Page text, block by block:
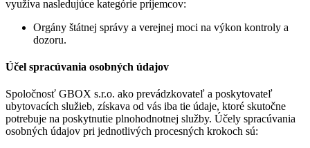
využíva nasledujúce kategórie príjemcov:
Orgány štátnej správy a verejnej moci na výkon kontroly a
dozoru.
Účel spracúvania osobných údajov
Spoločnosť GBOX s.r.o. ako prevádzkovateľ a poskytovateľ
ubytovacích služieb, získava od vás iba tie údaje, ktoré skutočne
potrebuje na poskytnutie plnohodnotnej služby. Účely spracúvania
osobných údajov pri jednotlivých procesných krokoch sú: